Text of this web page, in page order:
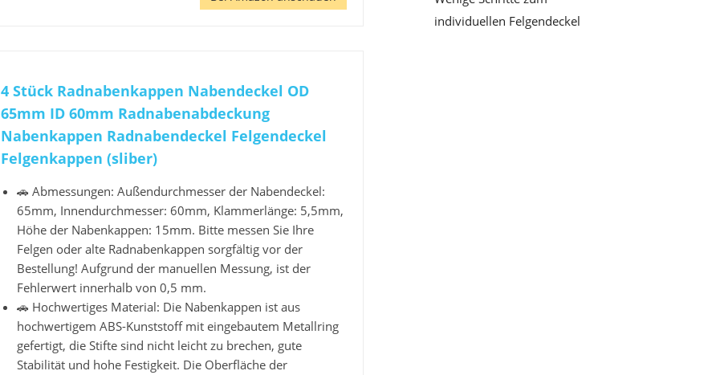
4 Stück Radnabenkappen Nabendeckel OD
65mm ID 60mm Radnabenabdeckung
Nabenkappen Radnabendeckel Felgendeckel
Felgenkappen (sliber)
🚗 Abmessungen: Außendurchmesser der Nabendeckel:
65mm, Innendurchmesser: 60mm, Klammerlänge: 5,5mm,
Höhe der Nabenkappen: 15mm. Bitte messen Sie Ihre
Felgen oder alte Radnabenkappen sorgfältig vor der
Bestellung! Aufgrund der manuellen Messung, ist der
Fehlerwert innerhalb von 0,5 mm.
🚗 Hochwertiges Material: Die Nabenkappen ist aus
hochwertigem ABS-Kunststoff mit eingebautem Metallring
gefertigt, die Stifte sind nicht leicht zu brechen, gute
Stabilität und hohe Festigkeit. Die Oberfläche der
individuellen Felgendeckel